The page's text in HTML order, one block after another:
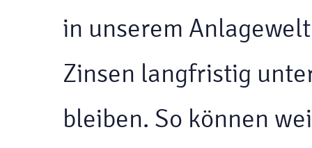
in unserem
Zinsen langfristig
bleiben. So können